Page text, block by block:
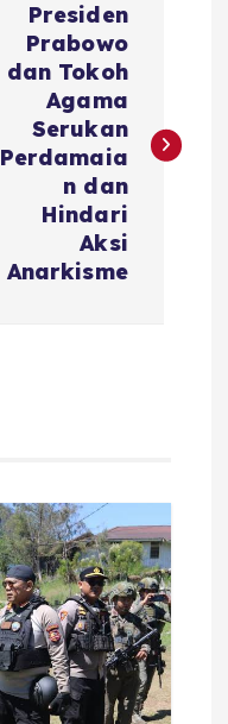
Presiden
Prabowo
dan Tokoh
Agama
Serukan
Perdamaia
n dan
Hindari
Aksi
Anarkisme